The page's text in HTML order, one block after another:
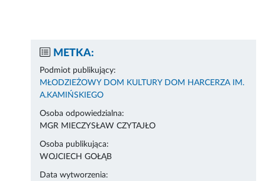
METKA:
Podmiot publikujący:
MŁODZIEŻOWY DOM KULTURY DOM HARCERZA IM.
A.KAMIŃSKIEGO
Osoba odpowiedzialna:
MGR MIECZYSŁAW CZYTAJŁO
Osoba publikująca:
WOJCIECH GOŁĄB
Data wytworzenia: